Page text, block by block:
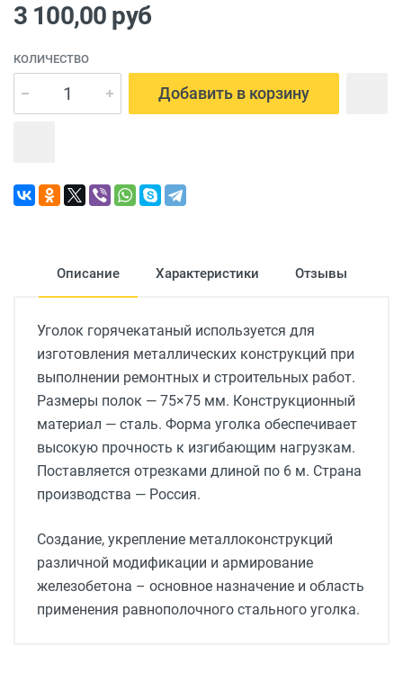
3 100,00 руб
КОЛИЧЕСТВО
Добавить в корзину
Описание Характеристики Отзывы
Уголок горячекатаный используется для
изготовления металлических конструкций при
выполнении ремонтных и строительных работ.
Размеры полок — 75×75 мм. Конструкционный
материал — сталь. Форма уголка обеспечивает
высокую прочность к изгибающим нагрузкам.
Поставляется отрезками длиной по 6 м. Страна
производства — Россия.
Создание, укрепление металлоконструкций
различной модификации и армирование
железобетона – основное назначение и область
применения равнополочного стального уголка.